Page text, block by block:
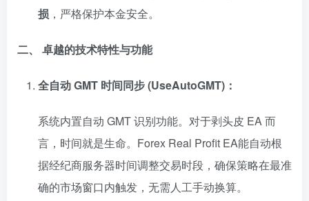
损 ，严格保护本金安全。
二、 卓越的技术特性与功能
全自动 GMT 时间同步 (UseAutoGMT)：
系统内置自动 GMT 识别功能。对于剥头皮 EA 而
言，时间就是生命。Forex Real Profit EA能自动根
据经纪商服务器时间调整交易时段，确保策略在最准
确的市场窗口内触发，无需人工手动换算。